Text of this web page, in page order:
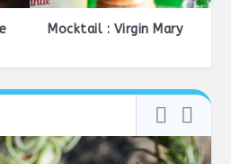
Mocktail : Virgin Mary